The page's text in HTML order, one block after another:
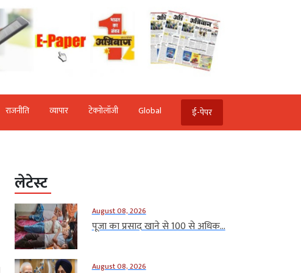
राजनीति व्‍यापार टेक्‍नोलॉजी Global ई-पेपर
लेटेस्ट
August 08, 2026
पूजा का प्रसाद खाने से 100 से अधिक...
August 08, 2026